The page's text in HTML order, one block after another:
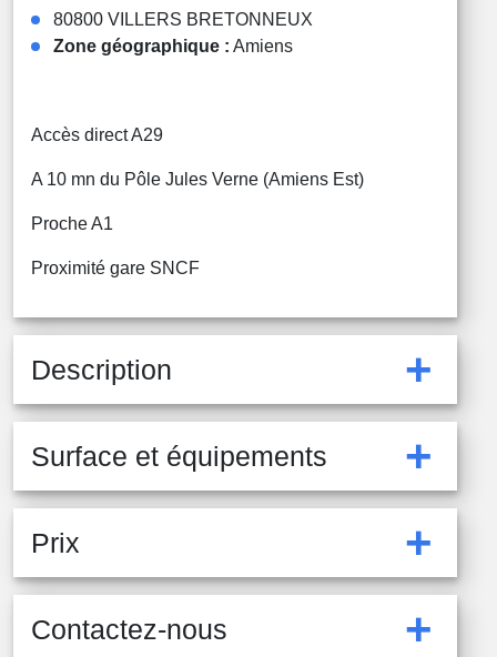
80800 VILLERS BRETONNEUX
Zone géographique : Amiens
Accès direct A29
A 10 mn du Pôle Jules Verne (Amiens Est)
Proche A1
Proximité gare SNCF
Description +
Surface et équipements +
Prix +
Contactez-nous +